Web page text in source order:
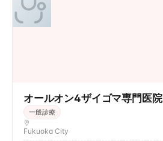
オールオン4ザイゴマ専門医院
一般診療
Fukuoka City